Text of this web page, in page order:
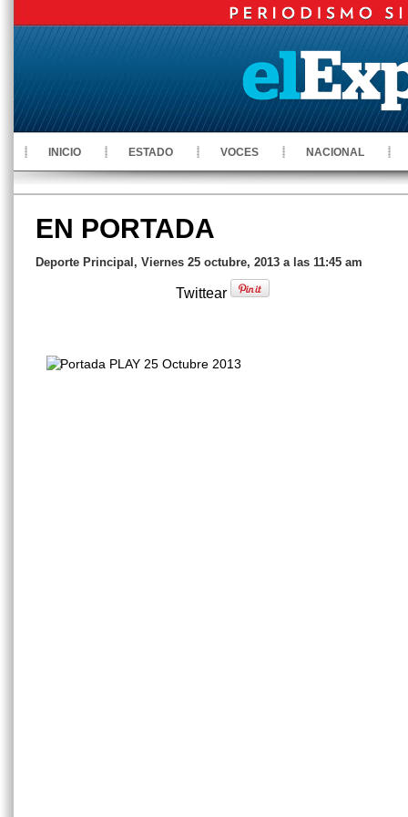
INICIO ESTADO VOCES NACIONAL
EN PORTADA
Deporte Principal, Viernes 25 octubre, 2013 a las 11:45 am
Twittear